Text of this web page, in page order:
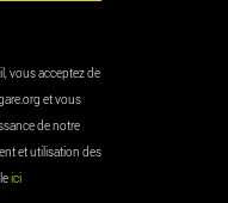
vous acceptez de
et vous
de notre
et utilisation des
ici